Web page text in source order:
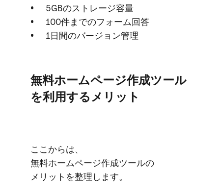
5GBの​ストレージ容量
100件までの​フォーム回答
1日間の​バージョン管理
無料ホームページ作成ツール
を​利用する​メリット
ここからは、​
無料ホームページ作成ツールの​
メリットを​整理します。